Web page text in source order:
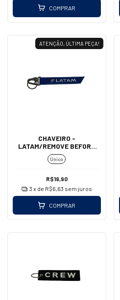
COMPRAR
ATENÇÃO, ÚLTIMA PEÇA!
CHAVEIRO -
LATAM/REMOVE BEFORE
FLIGHT (MOSQUETÃO)
Único
R$19,90
3 x de R$6,63 sem juros
COMPRAR